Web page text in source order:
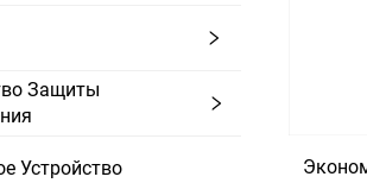
Защиты
Устройство